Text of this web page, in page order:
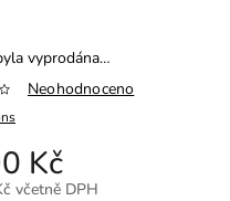
vyprodána…
Neohodnoceno
Kč
včetně DPH